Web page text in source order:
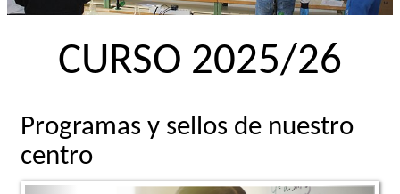
CURSO 2025/26
Programas y sellos de nuestro
centro